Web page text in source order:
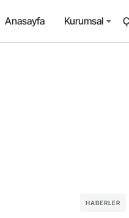
Anasayfa Kurumsal
HABERLER